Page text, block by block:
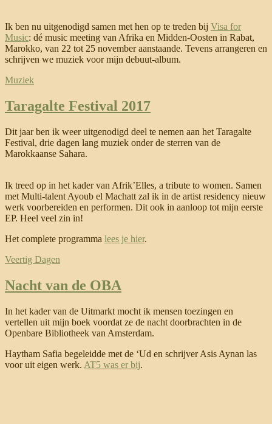
Ik ben nu uitgenodigd samen met hen op te treden bij Visa for
Music: dé music meeting van Afrika en Midden-Oosten in Rabat,
Marokko, van 22 tot 25 november aanstaande. Tevens arrangeren en
schrijven we muziek voor mijn debuut-album.
Muziek
Taragalte Festival 2017
Dit jaar ben ik weer uitgenodigd deel te nemen aan het Taragalte
Festival, drie dagen lang muziek onder de sterren van de
Marokkaanse Sahara.
Ik treed op in het kader van Afrik’Elles, a tribute to women. Samen
met Multi-talent Ayoub el Machatt zal ik in de artist residency nieuw
werk voorbereiden en performen. Dit ook in aanloop tot mijn eerste
EP. Heel veel zin in!
Het complete programma lees je hier.
Veertig Dagen
Nacht van de OBA
In het kader van de Uitmarkt mocht ik mensen toezingen en
vertellen uit mijn boek voordat ze de nacht doorbrachten in de
Openbare Bibliotheek van Amsterdam.
Haytham Safia begeleidde met de ‘Ud en schrijver Asis Aynan las
voor uit eigen werk. AT5 was er bij.